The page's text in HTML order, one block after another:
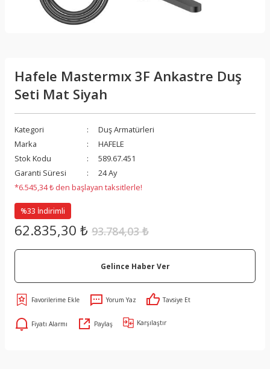
Hafele Mastermıx 3F Ankastre Duş
Seti Mat Siyah
Kategori
Duş Armatürleri
Marka
HAFELE
Stok Kodu
589.67.451
Garanti Süresi
24 Ay
*6.545,34 ₺ den başlayan taksitlerle!
%33 İndirimli
62.835,30 ₺ 93.784,03 ₺
Gelince Haber Ver
Yorum Yaz Tavsiye Et
Fiyatı Alarmı Paylaş Karşılaştır